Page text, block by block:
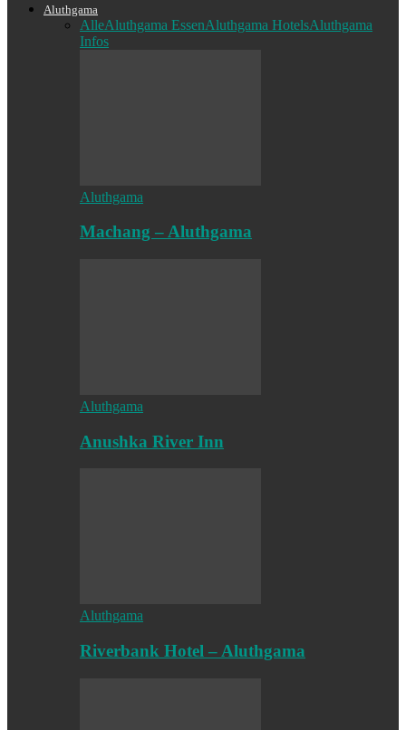
Aluthgama
AlleAluthgama EssenAluthgama HotelsAluthgama
Infos
Aluthgama
Machang – Aluthgama
Aluthgama
Anushka River Inn
Aluthgama
Riverbank Hotel – Aluthgama